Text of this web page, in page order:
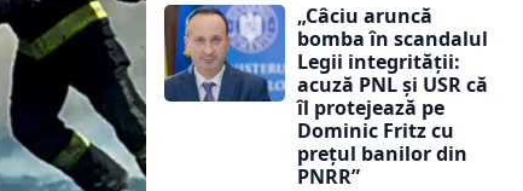
„Câciu aruncă
bomba în scandalul
Legii integrității:
acuză PNL și USR că
îl protejează pe
Dominic Fritz cu
prețul banilor din
PNRR”